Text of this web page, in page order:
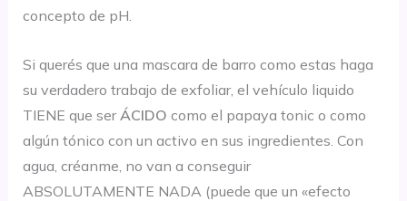
concepto de pH.
Si querés que una mascara de barro como estas haga
su verdadero trabajo de exfoliar, el vehículo liquido
TIENE que ser ÁCIDO como el papaya tonic o como
algún tónico con un activo en sus ingredientes. Con
agua, créanme, no van a conseguir
ABSOLUTAMENTE NADA (puede que un «efecto